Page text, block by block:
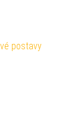
postavy